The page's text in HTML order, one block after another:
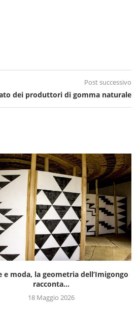
Post successivo
dei produttori di gomma naturale
e moda, la geometria dell’Imigongo
racconta...
18 Maggio 2026